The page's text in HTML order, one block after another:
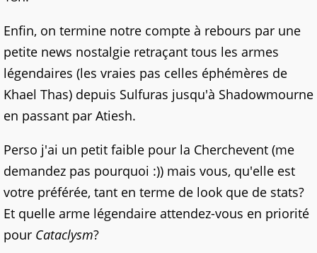
Enfin, on termine notre compte à rebours par une
petite news nostalgie retraçant tous les armes
légendaires (les vraies pas celles éphémères de
Khael Thas) depuis Sulfuras jusqu'à Shadowmourne
en passant par Atiesh.
Perso j'ai un petit faible pour la Cherchevent (me
demandez pas pourquoi :)) mais vous, qu'elle est
votre préférée, tant en terme de look que de stats?
Et quelle arme légendaire attendez-vous en priorité
pour Cataclysm?